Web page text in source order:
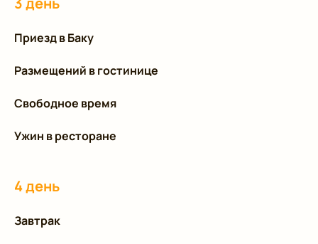
Приезд в Баку
Размещений в гостинице
Свободное время
Ужин в ресторане
4 день
Завтрак